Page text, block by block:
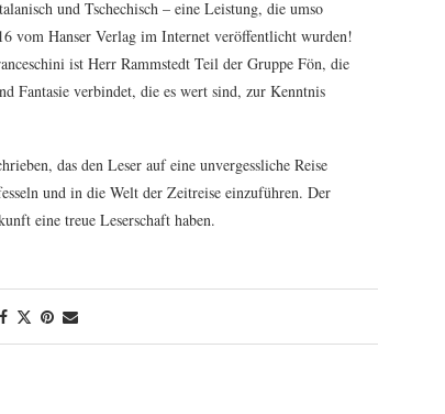
und Tschechisch – eine Leistung, die umso
vom Hanser Verlag im Internet veröffentlicht wurden!
ist Herr Rammstedt Teil der Gruppe Fön, die
Fantasie verbindet, die es wert sind, zur Kenntnis
das den Leser auf eine unvergessliche Reise
und in die Welt der Zeitreise einzuführen. Der
eine treue Leserschaft haben.